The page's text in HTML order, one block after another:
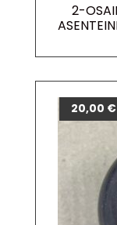
2-
20,00 €